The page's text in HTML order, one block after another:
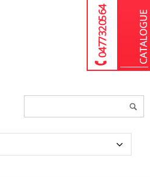
04 77 32 05 64